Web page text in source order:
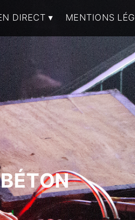
DIRECT MENTIONS